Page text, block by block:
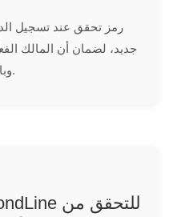
جديد، لضمان أن المالك
وبالتالي منع الدخول غير المصرح به.